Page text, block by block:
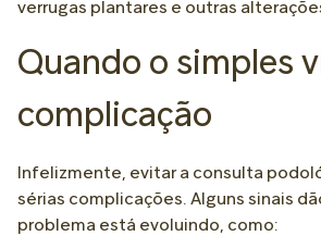
verrugas plantares e outras
Quando o simples
complicação
Infelizmente, evitar a consulta
sérias complicações. Alguns sinais
problema está evoluindo, como: